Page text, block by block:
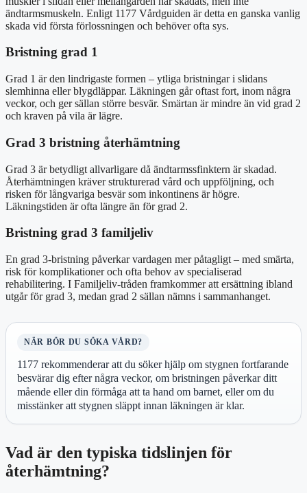
ändtarmsmuskeln. Enligt 1177 Vårdguiden är detta en ganska vanlig
skada vid första förlossningen och behöver ofta sys.
Bristning grad 1
Grad 1 är den lindrigaste formen – ytliga bristningar i slidans
slemhinna eller blygdläppar. Läkningen går oftast fort, inom några
veckor, och ger sällan större besvär. Smärtan är mindre än vid grad 2
och kraven på vila är lägre.
Grad 3 bristning återhämtning
Grad 3 är betydligt allvarligare då ändtarmssfinktern är skadad.
Återhämtningen kräver strukturerad vård och uppföljning, och
risken för långvariga besvär som inkontinens är högre.
Läkningstiden är ofta längre än för grad 2.
Bristning grad 3 familjeliv
En grad 3-bristning påverkar vardagen mer påtagligt – med smärta,
risk för komplikationer och ofta behov av specialiserad
rehabilitering. I Familjeliv-tråden framkommer att ersättning ibland
utgår för grad 3, medan grad 2 sällan nämns i sammanhanget.
NÄR BÖR DU SÖKA VÅRD?
1177 rekommenderar att du söker hjälp om stygnen fortfarande
besvärar dig efter några veckor, om bristningen påverkar ditt
mående eller din förmåga att ta hand om barnet, eller om du
misstänker att stygnen släppt innan läkningen är klar.
Vad är den typiska tidslinjen för
återhämtning?